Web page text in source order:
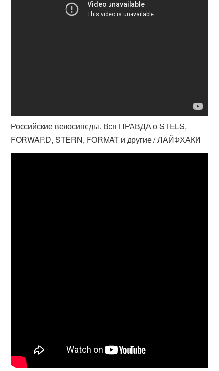
Российские велосипеды. Вся ПРАВДА о STELS,
FORWARD, STERN, FORMAT и другие / ЛАЙФХАКИ